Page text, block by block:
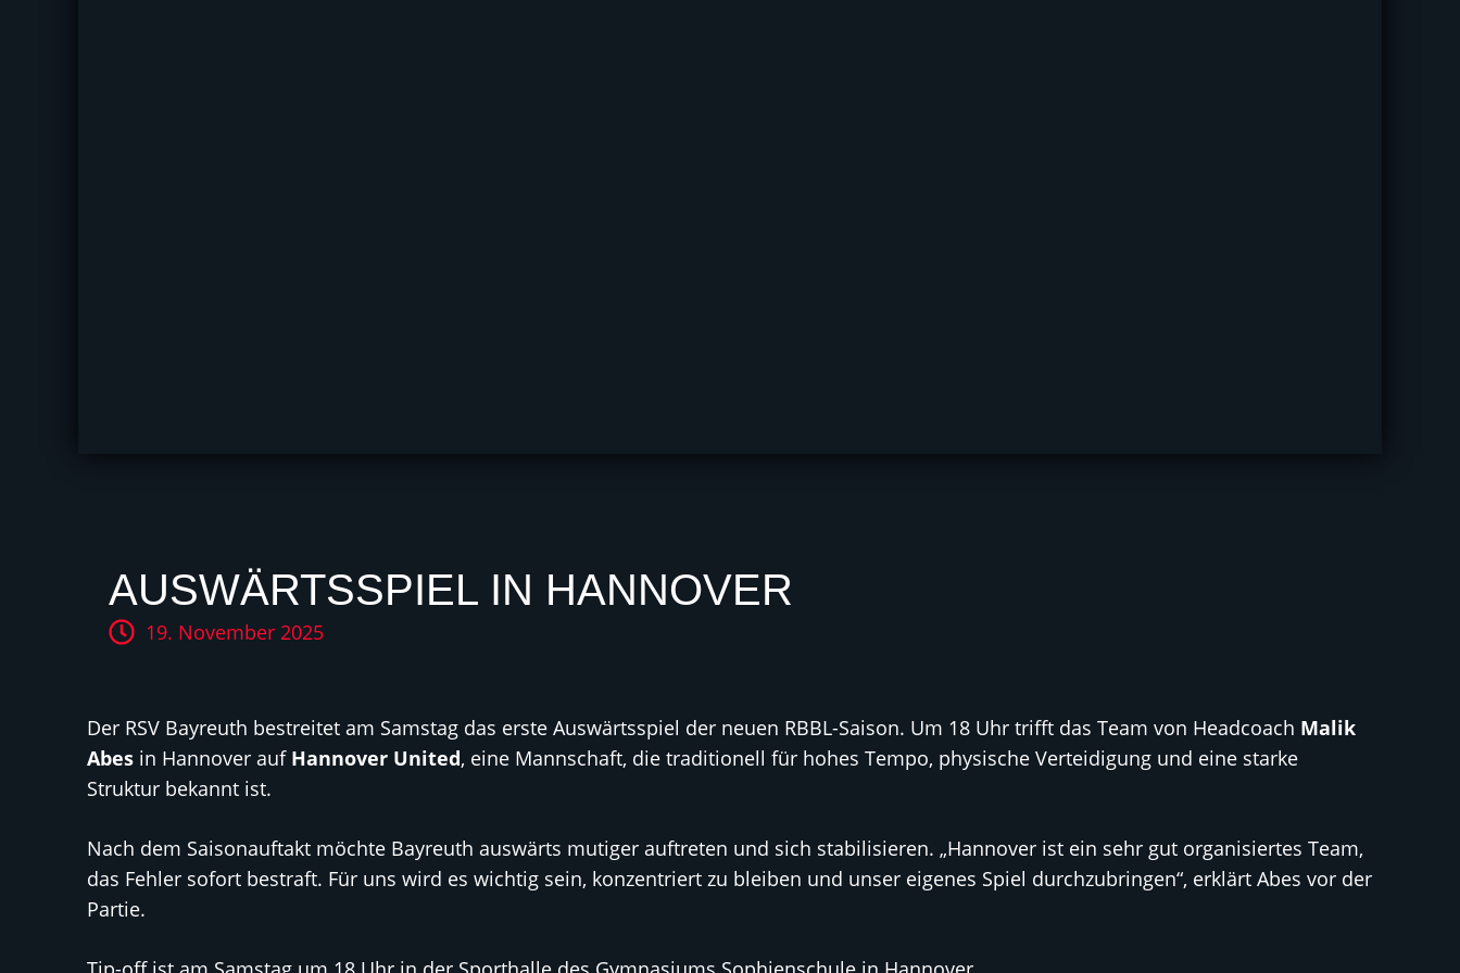
AUSWÄRTSSPIEL IN HANNOVER
19. November 2025
Der RSV Bayreuth bestreitet am Samstag das erste Auswärtsspiel der neuen RBBL-Saison. Um 18 Uhr trifft das Team von Headcoach Malik
Abes in Hannover auf Hannover United, eine Mannschaft, die traditionell für hohes Tempo, physische Verteidigung und eine starke
Struktur bekannt ist.
Nach dem Saisonauftakt möchte Bayreuth auswärts mutiger auftreten und sich stabilisieren. „Hannover ist ein sehr gut organisiertes Team,
das Fehler sofort bestraft. Für uns wird es wichtig sein, konzentriert zu bleiben und unser eigenes Spiel durchzubringen“, erklärt Abes vor der
Partie.